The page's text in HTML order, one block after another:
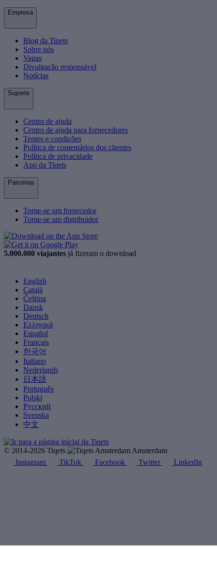
Empresa
Blog da Tiqets
Sobre nós
Vagas
Divulgação responsável
Notícias
Suporte
Centro de ajuda
Centro de ajuda para fornecedores
Temos e condições
Política de comentários dos clientes
Política de privacidade
App da Tiqets
Parcerias
Torne-se um fornecedor
Torne-se um distribuidor
5.000.000 viajantes já fizeram o download
English
Català
Čeština
Dansk
Deutsch
Ελληνικά
Español
Français
한국어
Italiano
Nederlands
日本語
Português
Polski
Русский
Svenska
中文
© 2014-2026 Tiqets
Amsterdam
Instagram
TikTok Facebook Twitter LinkedIn